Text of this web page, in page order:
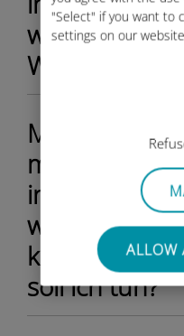
"Select" if you want to
settings on our
ALLOW
wird kein Netz
Was kann ich
Mein eSIM-
meinem
installiert und
wird
keinen
soll ich tun?